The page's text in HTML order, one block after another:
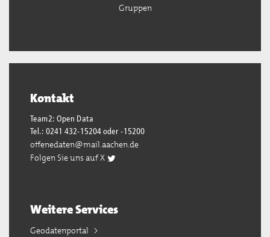
Gruppen
Kontakt
Team2: Open Data
Tel.: 0241 432-15204 oder -15200
offenedaten@mail.aachen.de
Folgen Sie uns auf X
Weitere Services
Geodatenportal